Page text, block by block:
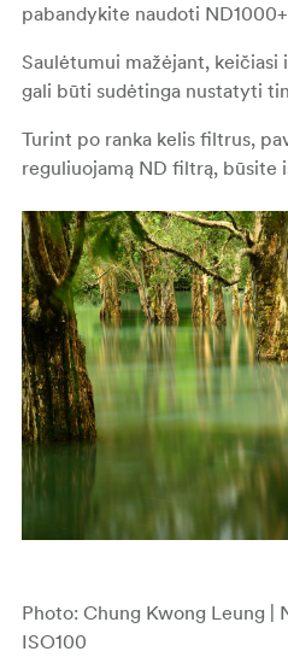
pabandykite naudoti
Saulėtumui mažėjant, keičiasi
gali būti sudėtinga nustatyti
Turint po ranka kelis filtrus,
reguliuojamą ND filtrą, būsite
Photo: Chung Kwong Leung |
ISO100